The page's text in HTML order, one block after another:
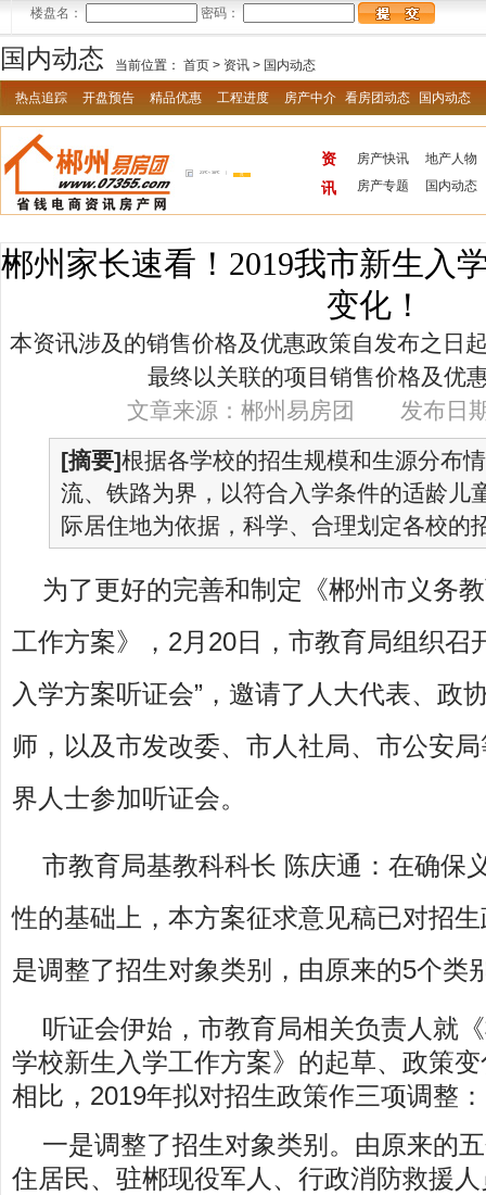
楼盘名： 密码：
国内动态 当前位置： 首页 > 资讯 > 国内动态
热点追踪 开盘预告 精品优惠 工程进度 房产中介 看房团动态 国内动态
资
讯
房产快讯
地产人物
房产专题
国内动态
郴州家长速看！2019我市新生入
变化！
本资讯涉及的销售价格及优惠政策自发布之日
最终以关联的项目销售价格及优
文章来源：郴州易房团 发布日
[摘要]根据各学校的招生规模和生源分布
流、铁路为界，以符合入学条件的适龄儿
际居住地为依据，科学、合理划定各校的
为了更好的完善和制定《郴州市义务
工作方案》，2月20日，市教育局组织召
入学方案听证会”，邀请了人大代表、政
师，以及市发改委、市人社局、市公安
界人士参加听证会。
市教育局基教科科长 陈庆通：在确保
性的基础上，本方案征求意见稿已对招
是调整了招生对象类别，由原来的5个类
听证会伊始，市教育局相关负责人就
学校新生入学工作方案》的起草、政策
相比，2019年拟对招生政策作三项调整：
一是调整了招生对象类别。由原来的
住居民、驻郴现役军人、行政消防救援